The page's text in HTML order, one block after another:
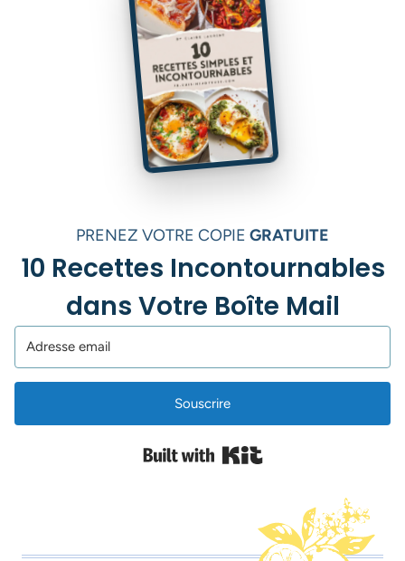
PRENEZ VOTRE COPIE GRATUITE
10 Recettes Incontournables
dans Votre Boîte Mail
Souscrire
Built with Kit